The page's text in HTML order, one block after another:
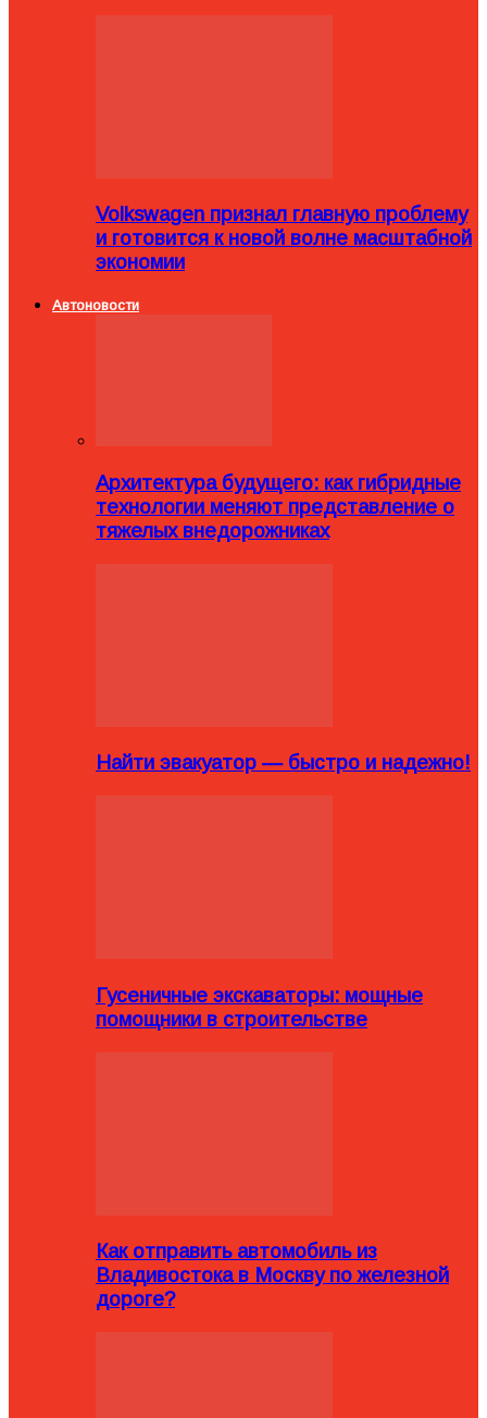
Volkswagen признал главную проблему
и готовится к новой волне масштабной
экономии
Автоновости
Архитектура будущего: как гибридные
технологии меняют представление о
тяжелых внедорожниках
Найти эвакуатор — быстро и надежно!
Гусеничные экскаваторы: мощные
помощники в строительстве
Как отправить автомобиль из
Владивостока в Москву по железной
дороге?